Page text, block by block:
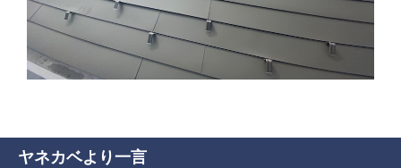
ヤネカベより一言